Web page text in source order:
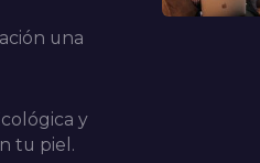
una
y
tu piel.